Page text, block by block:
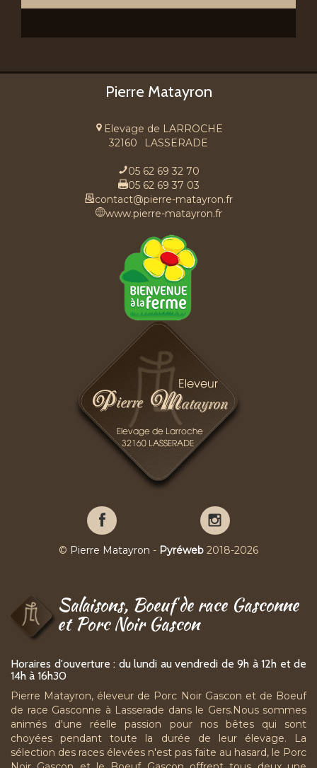
Pierre Matayron
Elevage de LARROCHE
32160
LASSERADE
05 62 69 32 70
05 62 69 37 03
contact@pierre-matayron.fr
www.pierre-matayron.fr
Pierre
sur
Pierre
sur
© Pierre Matayron - Pyréweb2018-2026
Salaisons, Boeuf de race Gasconne
et Porc Noir Gascon
Horaires d'ouverture : du lundi au vendredi de 9h à 12h et de
14h à 16h30
Pierre Matayron, éleveur de Porc Noir Gascon et de Boeuf
de race Gasconne à Lasserade dans le Gers.Nous sommes
animés d'une réelle passion pour nos bêtes qui sont
choyées pendant toute la durée de leur élevage. La
sélection des races élevées n'est pas faite au hasard, le Porc